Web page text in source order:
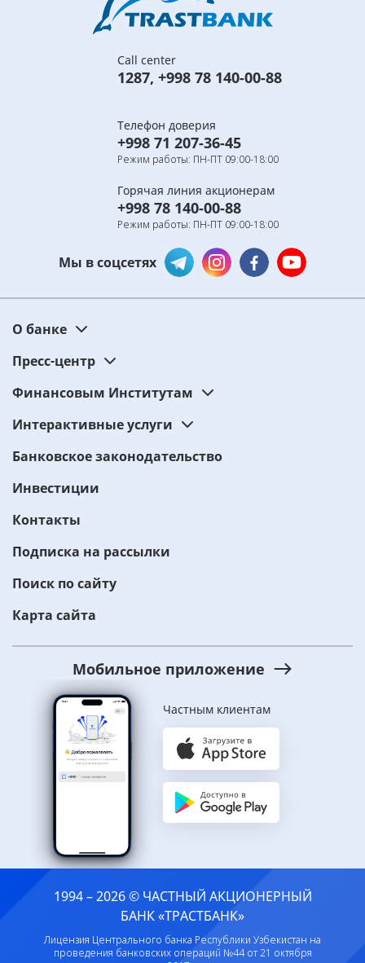
Call center
1287, +998 78 140-00-88
Телефон доверия
+998 71 207-36-45
Режим работы: ПН-ПТ 09:00-18:00
Горячая линия акционерам
+998 78 140-00-88
Режим работы: ПН-ПТ 09:00-18:00
Мы в соцсетях
О банке
Пресс-центр
Финансовым Институтам
Интерактивные услуги
Банковское законодательство
Инвестиции
Контакты
Подписка на рассылки
Поиск по сайту
Карта сайта
Мобильное приложение
Частным клиентам
1994 – 2026 © ЧАСТНЫЙ АКЦИОНЕРНЫЙ
БАНК «ТРАСТБАНК»
Лицензия Центрального банка Республики Узбекистан на
проведения банковских операций №44 от 21 октября